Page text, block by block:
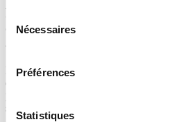
Sélection
du
consentement
Nécessaires
Préférences
Statistiques
Proposition de soins de support
diététicienne, ergothérapeute)
atteintes de cancer
De plus, afin d’améliorer la qualité de vie
entourage, en fonction des besoins
propose différents
soins de supports :